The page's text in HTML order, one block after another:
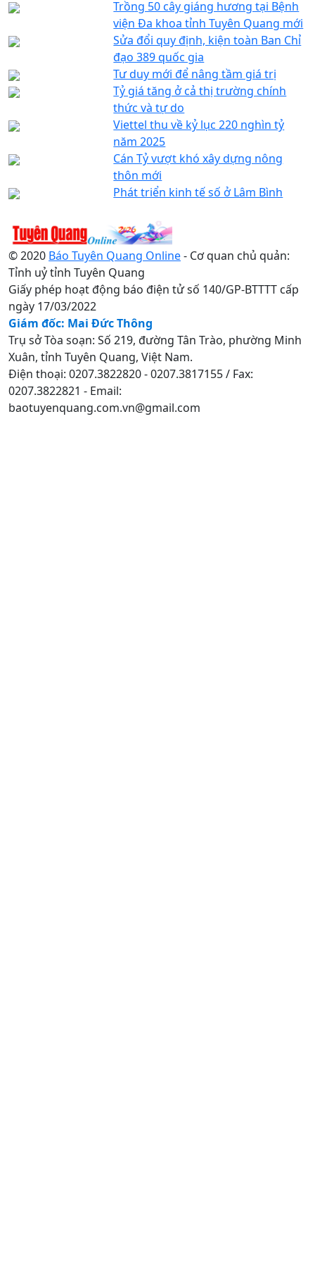
Trồng 50 cây giáng hương tại Bệnh
viện Đa khoa tỉnh Tuyên Quang mới
Sửa đổi quy định, kiện toàn Ban Chỉ
đạo 389 quốc gia
Tư duy mới để nâng tầm giá trị
Tỷ giá tăng ở cả thị trường chính
thức và tự do
Viettel thu về kỷ lục 220 nghìn tỷ
năm 2025
Cán Tỷ vượt khó xây dựng nông
thôn mới
Phát triển kinh tế số ở Lâm Bình
© 2020 Báo Tuyên Quang Online- Cơ quan chủ quản:
Tỉnh uỷ tỉnh Tuyên Quang
Giấy phép hoạt động báo điện tử số 140/GP-BTTTT cấp
ngày 17/03/2022
Giám đốc: Mai Đức Thông
Trụ sở Tòa soạn: Số 219, đường Tân Trào, phường Minh
Xuân, tỉnh Tuyên Quang, Việt Nam.
Điện thoại: 0207.3822820 - 0207.3817155 / Fax:
0207.3822821 - Email:
baotuyenquang.com.vn@gmail.com